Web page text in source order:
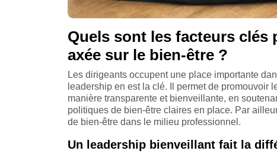
Quels sont les facteurs
axée sur le bien-être ?
Les dirigeants occupent une place importante
leadership en est la clé. Il permet de promouvoir
manière transparente et bienveillante, en
politiques de bien-être claires en place. Par
de bien-être dans le milieu professionnel.
Un leadership bienveillant fait la